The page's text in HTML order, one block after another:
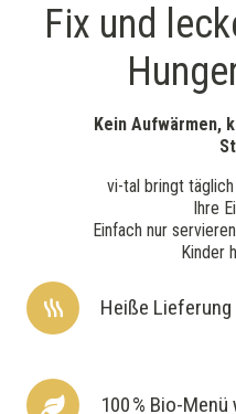
Fix und
Kein Aufwärmen,
vi-tal bringt
Ihre
Einfach nur
Kinder
Heiße
100 % Bio-